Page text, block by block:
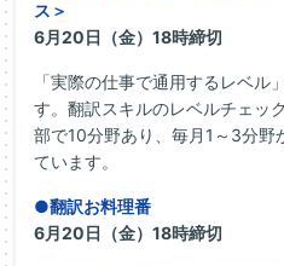
ス＞
6月20日（金）18時締切
「実際の仕事で通用するレベ
す。翻訳スキルのレベルチェッ
部で10分野あり、毎月1～3分野
ています。
●翻訳お料理番
6月20日（金）18時締切